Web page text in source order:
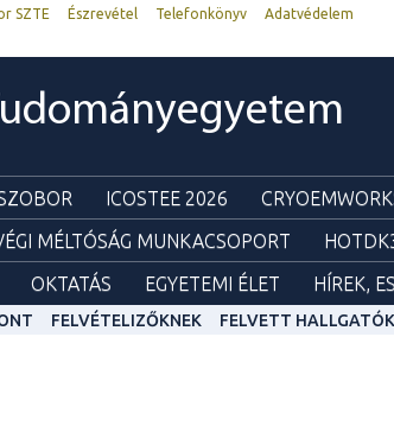
SZTE Észrevétel Telefonkönyv
Adatvédelem
ICOSTEE 2026
MÉLTÓSÁG MUNKACSOPORT
OKTATÁS EGYETEMI ÉLET HÍREK,
FELVÉTELIZŐKNEK FELVETT